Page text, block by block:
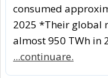
consumed
2025 *Their global
almost 950 TWh in
...continuare.